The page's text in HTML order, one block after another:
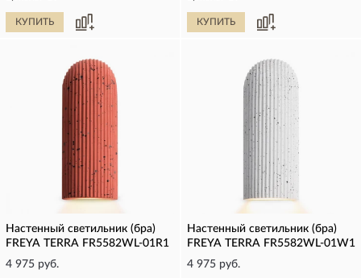
КУПИТЬ КУПИТЬ
Настенный светильник (бра)
FREYA TERRA FR5582WL-01R1
4 975 руб.
Настенный светильник (бра)
FREYA TERRA FR5582WL-01W1
4 975 руб.